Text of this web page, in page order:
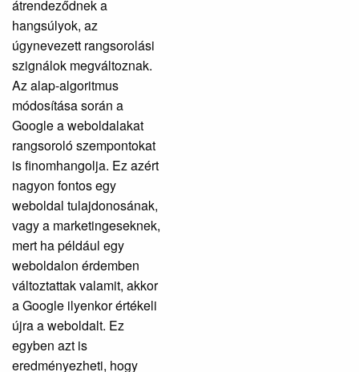
átrendeződnek a
hangsúlyok, az
úgynevezett rangsorolási
szignálok megváltoznak.
Az alap-algoritmus
módosítása során a
Google a weboldalakat
rangsoroló szempontokat
is finomhangolja. Ez azért
nagyon fontos egy
weboldal tulajdonosának,
vagy a marketingeseknek,
mert ha például egy
weboldalon érdemben
változtattak valamit, akkor
a Google ilyenkor értékeli
újra a weboldalt. Ez
egyben azt is
eredményezheti, hogy